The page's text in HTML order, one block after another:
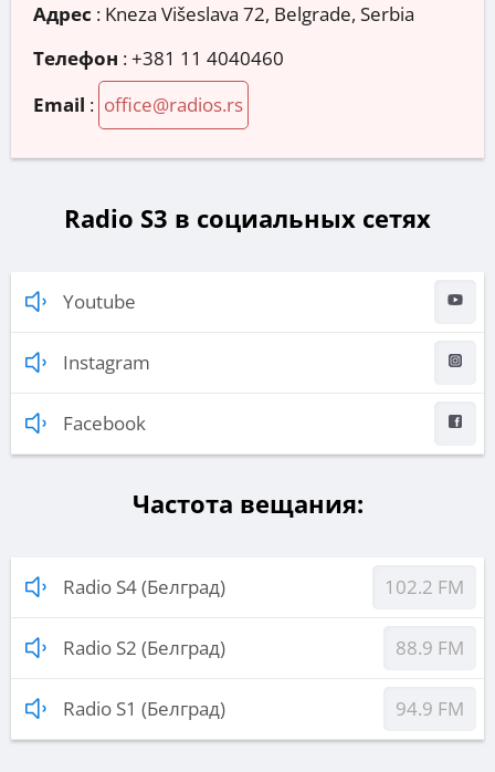
Адрес : Kneza Višeslava 72, Belgrade, Serbia
Телефон :+381 11 4040460
Email : office@radios.rs
Radio S3 в социальных сетях
Youtube
Instagram
Facebook
Частота вещания:
Radio S4 (Белград) 102.2 FM
Radio S2 (Белград) 88.9 FM
Radio S1 (Белград) 94.9 FM